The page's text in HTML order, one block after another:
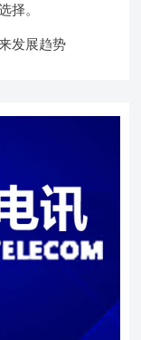
择。
发展趋势